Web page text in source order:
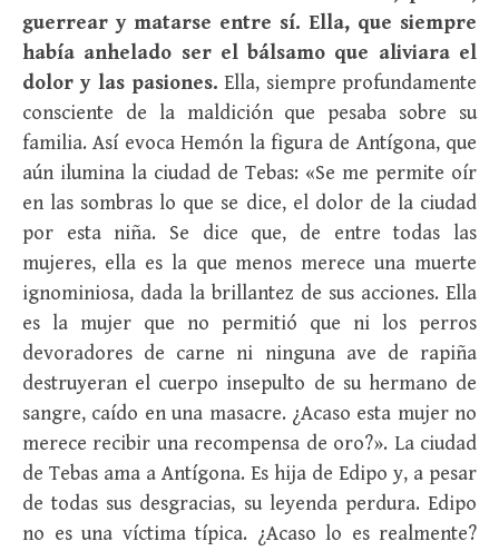
guerrear y matarse entre sí. Ella, que siempre
había anhelado ser el bálsamo que aliviara el
dolor y las pasiones. Ella, siempre profundamente
consciente de la maldición que pesaba sobre su
familia. Así evoca Hemón la figura de Antígona, que
aún ilumina la ciudad de Tebas: «Se me permite oír
en las sombras lo que se dice, el dolor de la ciudad
por esta niña. Se dice que, de entre todas las
mujeres, ella es la que menos merece una muerte
ignominiosa, dada la brillantez de sus acciones. Ella
es la mujer que no permitió que ni los perros
devoradores de carne ni ninguna ave de rapiña
destruyeran el cuerpo insepulto de su hermano de
sangre, caído en una masacre. ¿Acaso esta mujer no
merece recibir una recompensa de oro?». La ciudad
de Tebas ama a Antígona. Es hija de Edipo y, a pesar
de todas sus desgracias, su leyenda perdura. Edipo
no es una víctima típica. ¿Acaso lo es realmente?